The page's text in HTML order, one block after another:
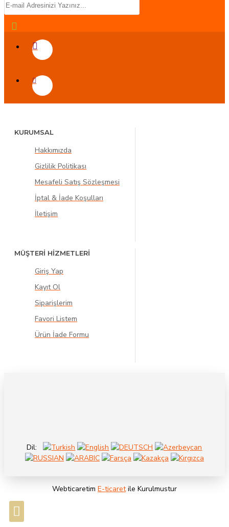
KURUMSAL
Hakkımızda
Gizlilik Politikası
Mesafeli Satış Sözleşmesi
İptal & İade Koşulları
İletişim
MÜŞTERİ HİZMETLERİ
Giriş Yap
Kayıt Ol
Siparişlerim
Favori Listem
Ürün İade Formu
Dil:
Webticaretim E-ticaretile Kurulmustur